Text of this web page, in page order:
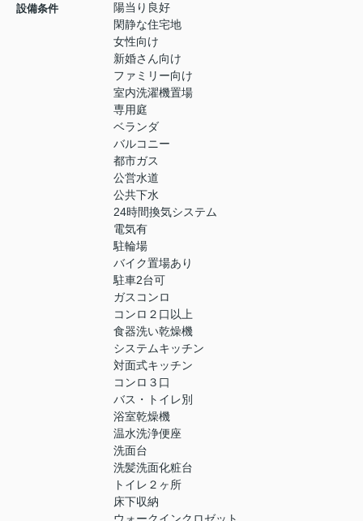
設備条件
陽当り良好
閑静な住宅地
女性向け
新婚さん向け
ファミリー向け
室内洗濯機置場
専用庭
ベランダ
バルコニー
都市ガス
公営水道
公共下水
24時間換気システム
電気有
駐輪場
バイク置場あり
駐車2台可
ガスコンロ
コンロ２口以上
食器洗い乾燥機
システムキッチン
対面式キッチン
コンロ３口
バス・トイレ別
浴室乾燥機
温水洗浄便座
洗面台
洗髪洗面化粧台
トイレ２ヶ所
床下収納